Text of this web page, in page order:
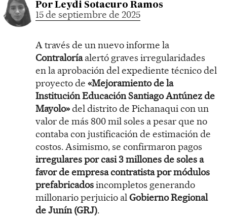
Por Leydi Sotacuro Ramos
15 de septiembre de 2025
A través de un nuevo informe la
Contraloríaalertó graves irregularidades
en la aprobación del expediente técnico del
proyecto de «Mejoramiento de la
Institución Educación Santiago Antúnez de
Mayolo»del distrito de Pichanaqui con un
valor de más 800 mil soles a pesar que no
contaba con justificación de estimación de
costos. Asimismo, se confirmaron pagos
irregulares por casi 3 millones de soles a
favor de empresa contratista por módulos
prefabricadosincompletos generando
millonario perjuicio alGobierno Regional
de Junín (GRJ).